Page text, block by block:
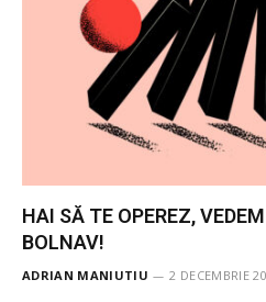
HAI SĂ TE OPEREZ,
BOLNAV!
ADRIAN MANIUTIU 2 DECEMBRIE